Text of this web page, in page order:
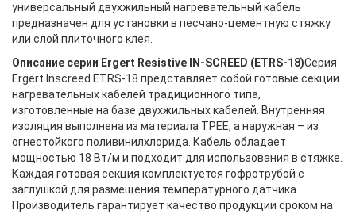
универсальный двухжильный нагревательный кабель
предназначен для установки в песчано-цементную стяжку
или слой плиточного клея.
Описание серии Ergert Resistive IN-SCREED (ETRS-18)Серия
Ergert Inscreed ETRS-18 представляет собой готовые секции
нагревательных кабелей традиционного типа,
изготовленные на базе двухжильных кабелей. Внутренняя
изоляция выполнена из материала TPEE, а наружная – из
огнестойкого поливинилхлорида. Кабель обладает
мощностью 18 Вт/м и подходит для использования в стяжке.
Каждая готовая секция комплектуется гофротрубой с
заглушкой для размещения температурного датчика.
Производитель гарантирует качество продукции сроком на